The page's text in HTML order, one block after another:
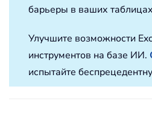
барьеры в ваших
Улучшите возможности
инструментов на базе ИИ.
испытайте